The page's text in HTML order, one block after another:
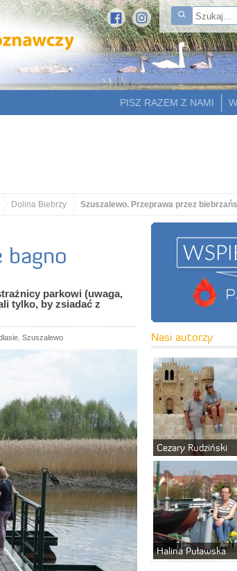
PISZ RAZEM Z NAMI
Dolina Biebrzy Szuszalewo. Przeprawa przez
bagno
parkowi (uwaga,
tylko, by zsiadać z
Szuszalewo Nasi autorzy
Cezary Rudziński
Halina Puławska